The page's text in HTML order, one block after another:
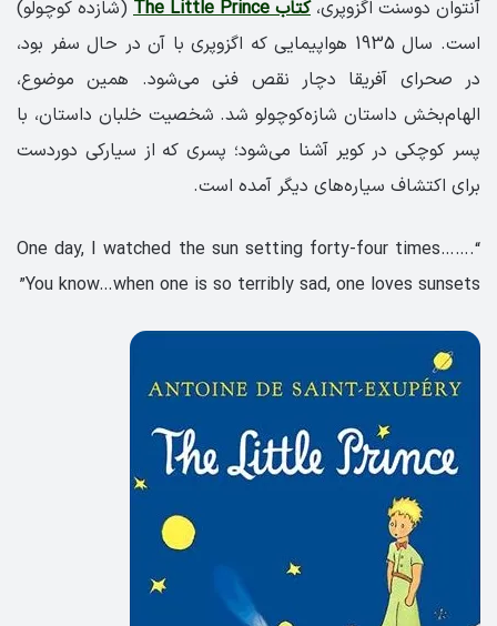
آنتوان دوسنت اگزوپری،کتاب The Little Prince
(شازده کوچولو)
است. سال 1935 هواپیمایی که اگزوپری با آن در حال سفر بود،
در صحرای آفریقا دچار نقص فنی می‌شود. همین موضوع،
الهام‌بخش داستان شازه‌کوچولو شد. شخصیت خلبان داستان، با
پسر کوچکی در کویر آشنا می‌شود؛ پسری که از سیارکی دوردست
برای اکتشاف سیاره‌های دیگر آمده است.
“.One day, I watched the sun setting forty-four times……
You know…when one is so terribly sad, one loves sunsets”